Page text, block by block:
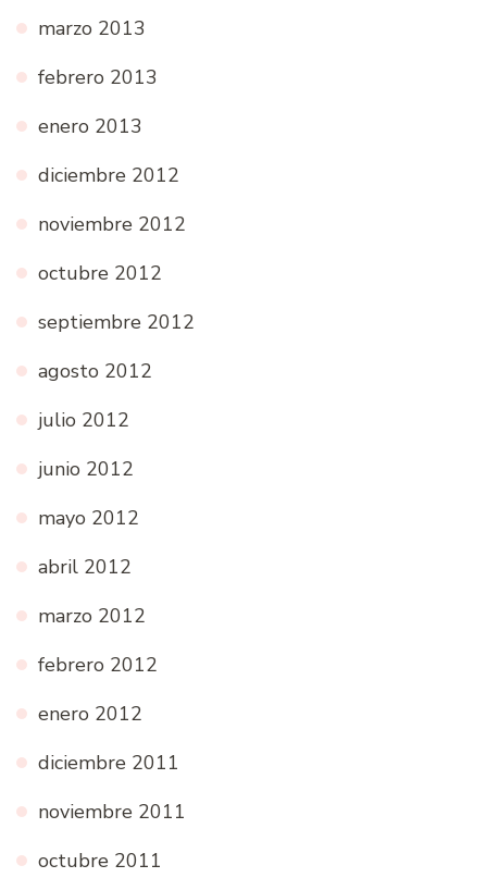
marzo 2013
febrero 2013
enero 2013
diciembre 2012
noviembre 2012
octubre 2012
septiembre 2012
agosto 2012
julio 2012
junio 2012
mayo 2012
abril 2012
marzo 2012
febrero 2012
enero 2012
diciembre 2011
noviembre 2011
octubre 2011